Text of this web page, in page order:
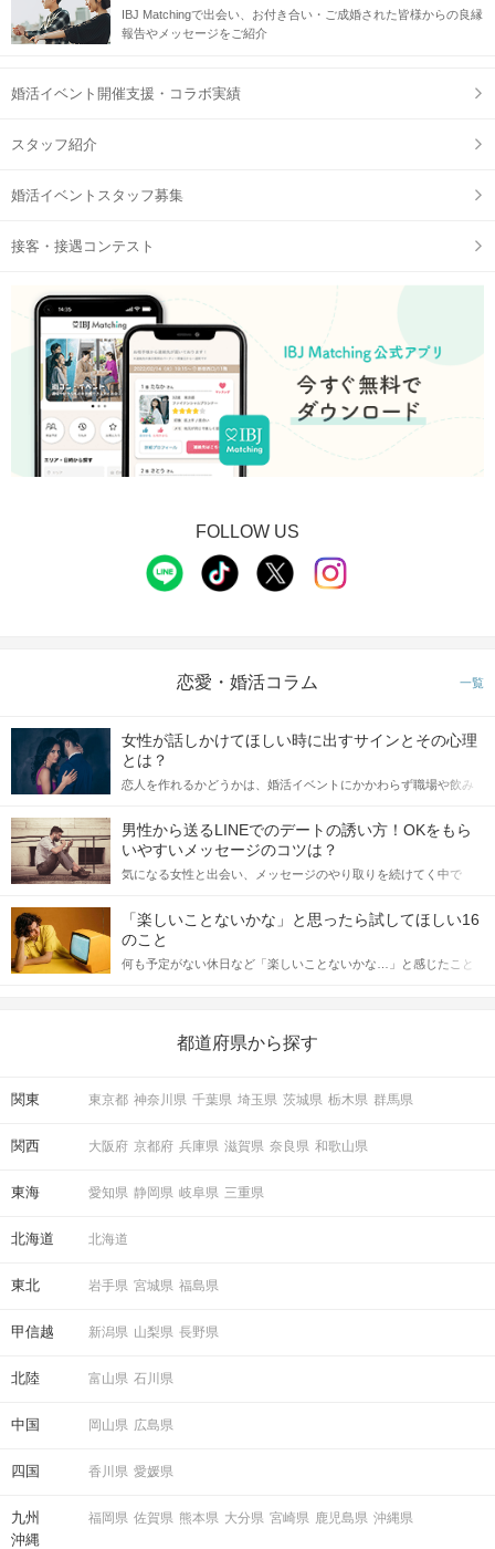
IBJ Matchingで出会い、お付き合い・ご成婚された皆様からの良縁
報告やメッセージをご紹介
婚活イベント開催支援・コラボ実績
スタッフ紹介
婚活イベントスタッフ募集
接客・接遇コンテスト
FOLLOW US
恋愛・婚活コラム 一覧
女性が話しかけてほしい時に出すサインとその心理
とは？
恋人を作れるかどうかは、婚活イベントにかかわらず職場や飲み
てアプローチできるかにも左右されます。 これから恋人作りを本
格的に始めようとしている方は、女性が異性を求めて出すサイン
をしっかりと理解し、正しい行動に移せるかどうかが重要。 この
記事では、女性が話しかけて欲しい時に出すサインとその心理を
合にどのような行動に繋げるべきかをご紹介していきます。
男性から送るLINEでのデートの誘い方！OKをもら
いやすいメッセージのコツは？
気になる女性と出会い、メッセージのやり取りを続けてく中で
しかし、中には「どう誘ったらいいの？」とお困りの男性もいら
っしゃるのではないでしょうか。 そこで今回は、男性から女性へ
送るLINEでのデートの誘い方のコツをご紹介します。例文も混じ
えながら解説するので、ぜひ参考にしてください。
「楽しいことないかな」と思ったら試してほしい16
のこと
何も予定がない休日など「楽しいことないかな…」と感じたこと
の楽しいことアイデアを集めました♪ いままさに楽しいことを探し
都道府県から探す
関東 東京都 神奈川県 千葉県 埼玉県 茨城県 栃木県 群馬県
関西 大阪府 京都府 兵庫県 滋賀県 奈良県 和歌山県
東海 愛知県 静岡県 岐阜県 三重県
北海道 北海道
東北 岩手県 宮城県 福島県
甲信越 新潟県 山梨県 長野県
北陸 富山県 石川県
中国 岡山県 広島県
四国 香川県 愛媛県
九州
沖縄
福岡県 佐賀県 熊本県 大分県 宮崎県 鹿児島県 沖縄県